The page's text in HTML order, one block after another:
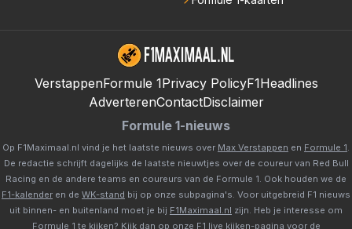
VerstappenFormule 1Privacy PolicyF1Headlines
AdverterenContactDisclaimer
Formule 1-nieuws
Op F1Maximaal.nl vind je het laatste nieuws over Max Verstappen en Formule 1
De redactie schrijft dagelijks de laatste nieuwtjes over de coureur van Red Bull
Racing en de andere teams en coureurs van de Formule 1. Ook houden we de
F1-kalender en de WK-stand bij op onze subpagina's. Voor uitgebreid F1 nieuws
uit binnen- en buitenland moet je bij F1Maximaal.nl zijn. Heb je interesse om
Formule 1 te kijken? Kijk dan op onze F1 live kijken-pagina voor de